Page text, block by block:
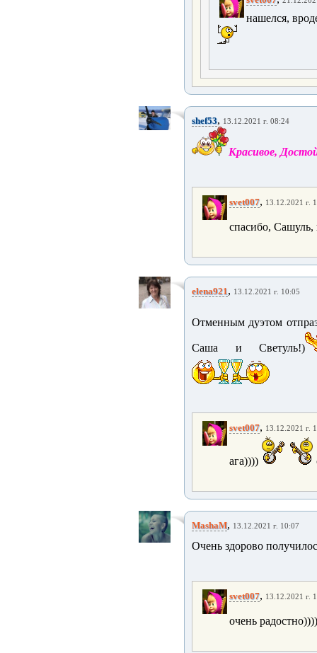
нашелся,
shef53, 13.12.2021 г. 08:24
Красивое,
svet007, 13.12.2021 г.
спасибо, Сашуль,
elena921, 13.12.2021 г. 10:05
Отменным дуэтом
Саша и Светуль!)
svet007, 13.12.2021 г.
ага))))
MashaM, 13.12.2021 г. 10:07
Очень здорово
svet007, 13.12.2021 г.
очень радостно))))